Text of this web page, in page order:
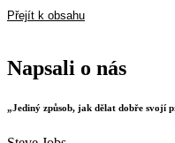
Přejít k obsahu
Napsali o nás
„Jediný způsob, jak dělat dobře svojí